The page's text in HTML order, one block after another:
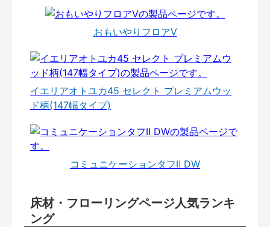
おもいやりフロアⅤ
イエリアオトユカ45 セレクト プレミアムウッ
ド柄(147幅タイプ)
コミュニケーションタフⅡ DW
床材・フローリングページ人気ランキ
ング